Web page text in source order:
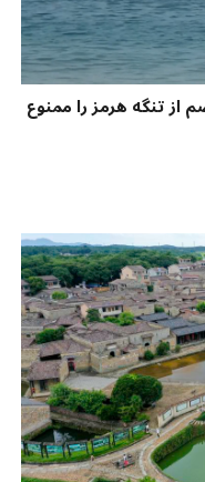
از تنگه هرمز را ممنوع